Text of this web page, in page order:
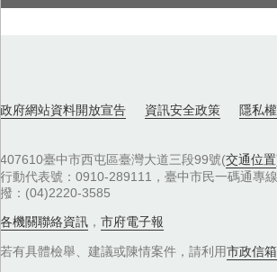
政府網站資料開放宣告 資訊安全政策 隱私
407610臺中市西屯區臺灣大道三段99號(交通位置
行動代表號：0910-289111，臺中市民一碼通專
撥：(04)2220-3585
各機關聯絡資訊 ， 市府電子報
若有具體檢舉、建議或陳情案件，請利用市政信箱